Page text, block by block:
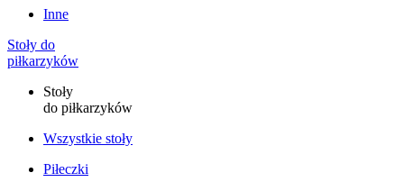
Inne
Stoły do
piłkarzyków
Stoły
do piłkarzyków
Wszystkie stoły
Piłeczki